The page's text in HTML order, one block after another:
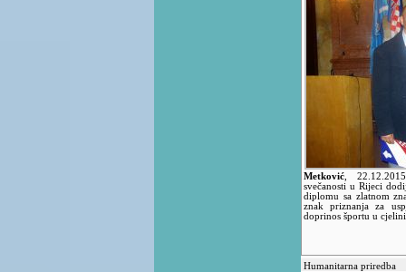
Metković
svečanosti u Rijeci
diplomu sa zlatnom
znak priznanja za
doprinos športu u
Humanitarna priredba